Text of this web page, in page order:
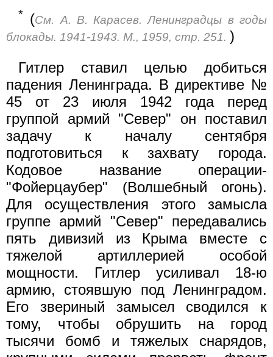
* (См. А. В. Карасев. Ленинградцы в годы
блокады. 1941-1943. М., 1959, стр. 251. )
Гитлер ставил целью добиться
падения Ленинграда. В директиве №
45 от 23 июля 1942 года перед
группой армий "Север" он поставил
задачу к началу сентября
подготовиться к захвату города.
Кодовое название операции-
"Фойерцаубер" (Волшебный огонь).
Для осуществления этого замысла
группе армий "Север" передавались
пять дивизий из Крыма вместе с
тяжелой артиллерией особой
мощности. Гитлер усиливал 18-ю
армию, стоявшую под Ленинградом.
Его звериный замысел сводился к
тому, чтобы обрушить на город
тысячи бомб и тяжелых снарядов,